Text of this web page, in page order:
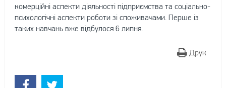
комерційні аспекти діяльності підприємства та соціально-
психологічні аспекти роботи зі споживачами. Перше із
таких навчань вже відбулося 6 липня.
Друк